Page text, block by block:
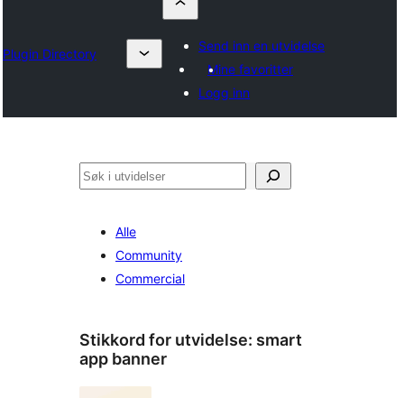
Plugin Directory
Send inn en utvidelse
Mine favoritter
Logg inn
Søk
Alle
Community
Commercial
Stikkord for utvidelse: smart
app banner